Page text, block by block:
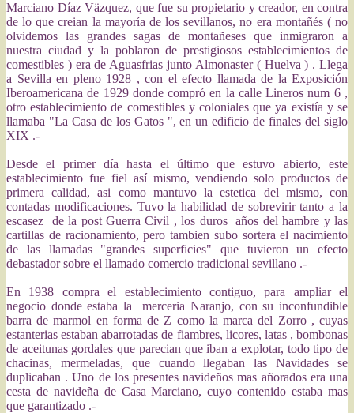
Marciano Díaz Väzquez, que fue su propietario y creador, en contra
de lo que creian la mayoría de los sevillanos, no era montañés ( no
olvidemos las grandes sagas de montañeses que inmigraron a
nuestra ciudad y la poblaron de prestigiosos establecimientos de
comestibles ) era de Aguasfrias junto Almonaster ( Huelva ) . Llega
a Sevilla en pleno 1928 , con el efecto llamada de la Exposición
Iberoamericana de 1929 donde compró en la calle Lineros num 6 ,
otro establecimiento de comestibles y coloniales que ya existía y se
llamaba "La Casa de los Gatos ", en un edificio de finales del siglo
XIX .-
Desde el primer día hasta el último que estuvo abierto, este
establecimiento fue fiel así mismo, vendiendo solo productos de
primera calidad, asi como mantuvo la estetica del mismo, con
contadas modificaciones. Tuvo la habilidad de sobrevirir tanto a la
escasez de la post Guerra Civil , los duros años del hambre y las
cartillas de racionamiento, pero tambien subo sortera el nacimiento
de las llamadas "grandes superficies" que tuvieron un efecto
debastador sobre el llamado comercio tradicional sevillano .-
En 1938 compra el establecimiento contiguo, para ampliar el
negocio donde estaba la merceria Naranjo, con su inconfundible
barra de marmol en forma de Z como la marca del Zorro , cuyas
estanterias estaban abarrotadas de fiambres, licores, latas , bombonas
de aceitunas gordales que parecian que iban a explotar, todo tipo de
chacinas, mermeladas, que cuando llegaban las Navidades se
duplicaban . Uno de los presentes navideños mas añorados era una
cesta de navideña de Casa Marciano, cuyo contenido estaba mas
que garantizado .-